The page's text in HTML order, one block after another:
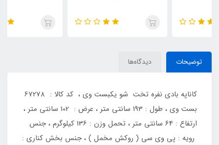
توضیحات دیدگاه‌ها
کاناپه بادی نفره تخت شو یکبست وی ، کد کالا : 67278
بست وی ، طول : 193 سانتی متر ، عرض : 102 سانتی متر ،
ارتفاع : 64 سانتی متر ، تحمل وزن : 136 کیلوگرم ، جنس
رویه : پی وی سی ( روکش مخمل ) ، جنس بخش کناری :